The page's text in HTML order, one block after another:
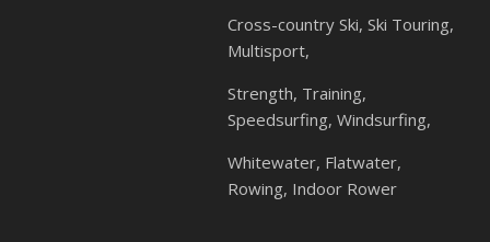
Cross-country Ski, Ski Touring,
Multisport,
Strength, Training,
Speedsurfing, Windsurfing,
Whitewater, Flatwater,
Rowing, Indoor Rower